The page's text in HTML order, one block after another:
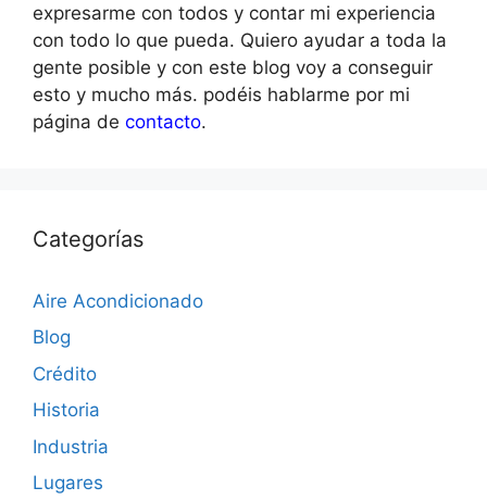
expresarme con todos y contar mi experiencia
con todo lo que pueda. Quiero ayudar a toda la
gente posible y con este blog voy a conseguir
esto y mucho más. podéis hablarme por mi
página de contacto.
Categorías
Aire Acondicionado
Blog
Crédito
Historia
Industria
Lugares